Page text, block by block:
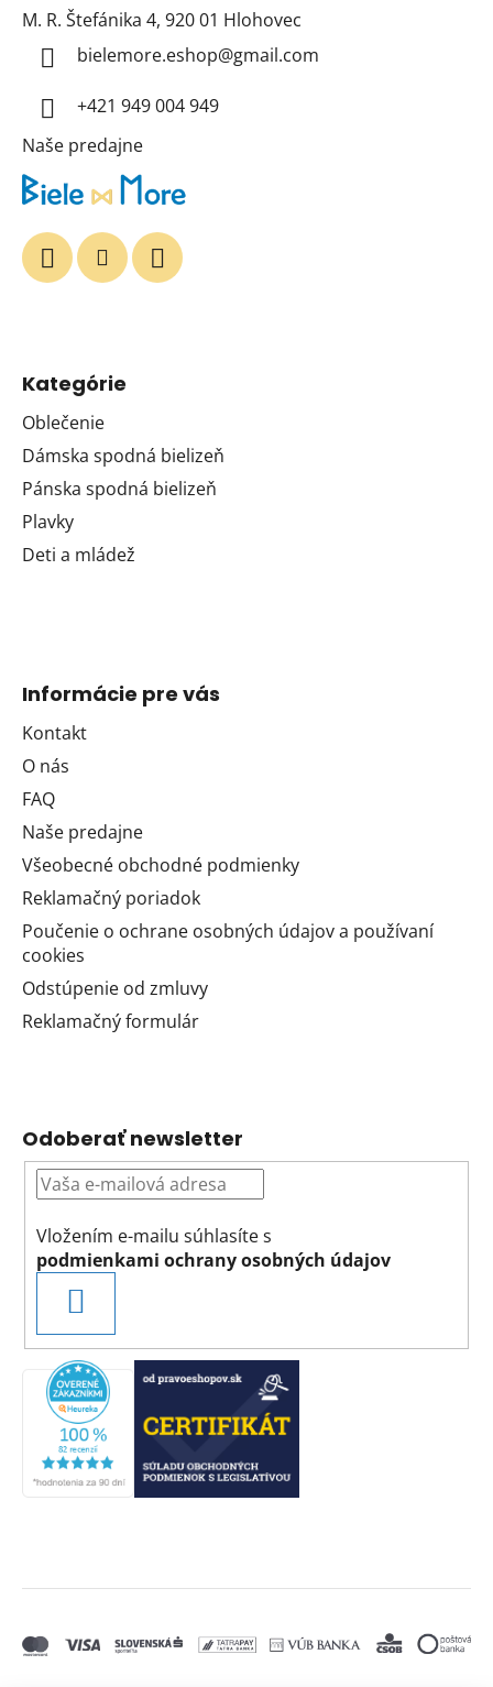
M. R. Štefánika 4, 920 01 Hlohovec
bielemore.eshop@gmail.com
+421 949 004 949
Naše predajne
Kategórie
Oblečenie
Dámska spodná bielizeň
Pánska spodná bielizeň
Plavky
Deti a mládež
Informácie pre vás
Kontakt
O nás
FAQ
Naše predajne
Všeobecné obchodné podmienky
Reklamačný poriadok
Poučenie o ochrane osobných údajov a používaní
cookies
Odstúpenie od zmluvy
Reklamačný formulár
Odoberať newsletter
Vložením e-mailu súhlasíte s
podmienkami ochrany osobných údajov
SA